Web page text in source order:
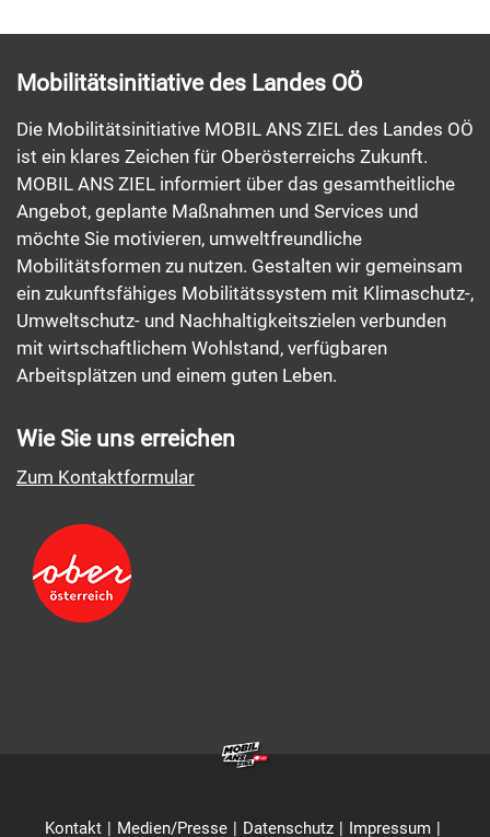
Mobilitätsinitiative des Landes OÖ
Die Mobilitätsinitiative MOBIL ANS ZIEL des Landes OÖ
ist ein klares Zeichen für Oberösterreichs Zukunft.
MOBIL ANS ZIEL informiert über das gesamtheitliche
Angebot, geplante Maßnahmen und Services und
möchte Sie motivieren, umweltfreundliche
Mobilitätsformen zu nutzen. Gestalten wir gemeinsam
ein zukunftsfähiges Mobilitätssystem mit Klimaschutz-,
Umweltschutz- und Nachhaltigkeitszielen verbunden
mit wirtschaftlichem Wohlstand, verfügbaren
Arbeitsplätzen und einem guten Leben.
Wie Sie uns erreichen
Zum Kontaktformular
Kontakt Medien/Presse Datenschutz Impressum